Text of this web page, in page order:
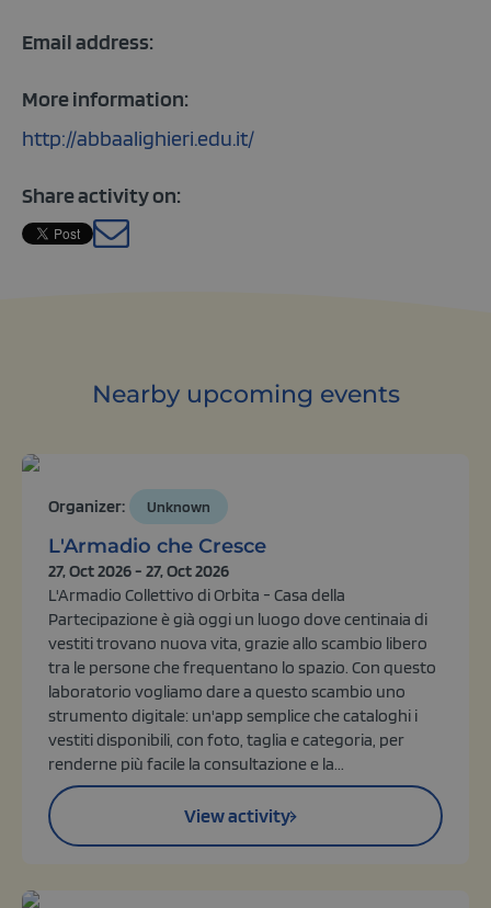
Email address:
More information:
http://abbaalighieri.edu.it/
Share activity on:
Nearby upcoming events
Organizer: Unknown
L'Armadio che Cresce
27, Oct 2026 - 27, Oct 2026
L'Armadio Collettivo di Orbita - Casa della
Partecipazione è già oggi un luogo dove centinaia di
vestiti trovano nuova vita, grazie allo scambio libero
tra le persone che frequentano lo spazio. Con questo
laboratorio vogliamo dare a questo scambio uno
strumento digitale: un'app semplice che cataloghi i
vestiti disponibili, con foto, taglia e categoria, per
renderne più facile la consultazione e la...
View activity